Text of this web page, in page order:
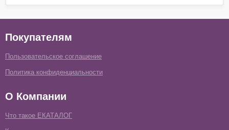
Покупателям
Пользовательское соглашение
Политика конфиденциальности
О Компании
Что такое ЕКАТАЛОГ